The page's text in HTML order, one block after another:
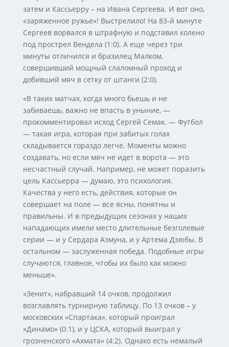
затем и Кассьерру – на Ивана Сергеева. И вот оно,
«заряженное ружье»! Выстрелило! На 83-й минуте
Сергеев ворвался в штрафную и подставил колено
под прострел Вендела (1:0). А еще через три
минуты отличился и бразилец Малком,
совершивший мощный слаломный проход и
добивший мяч в сетку от штанги (2:0).
«В таких матчах, когда много бьешь и не
забиваешь, важно не впасть в уныние, —
прокомментировал исход Сергей Семак. — Футбол
— такая игра, которая при забитых голах
складывается гораздо легче. Моменты можно
создавать, но если мяч не идет в ворота — это
несчастный случай. Например, не может поразить
цель Кассьерра — думаю, это психология.
Качества у него есть, действия, которые он
совершает на поле — все ясны, понятны и
правильны. И в предыдущих сезонах у наших
нападающих имели место длительные безголевые
серии — и у Сердара Азмуна, и у Артема Дзюбы. В
остальном — заслуженная победа. Подобные игры
случаются, главное, чтобы их было как можно
меньше».
«Зенит», набравший 14 очков, продолжил
возглавлять турнирную таблицу. По 13 очков – у
московских «Спартака», который проиграл
«Динамо» (0:1), и у ЦСКА, который выиграл у
грозненского «Ахмата» (4:2). Однако есть немалый